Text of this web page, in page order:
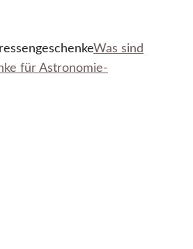
Was sind
für Astronomie-